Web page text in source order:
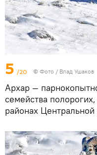
5 /20 © Фото / Влад Ушаков
Архар —
семейства
районах